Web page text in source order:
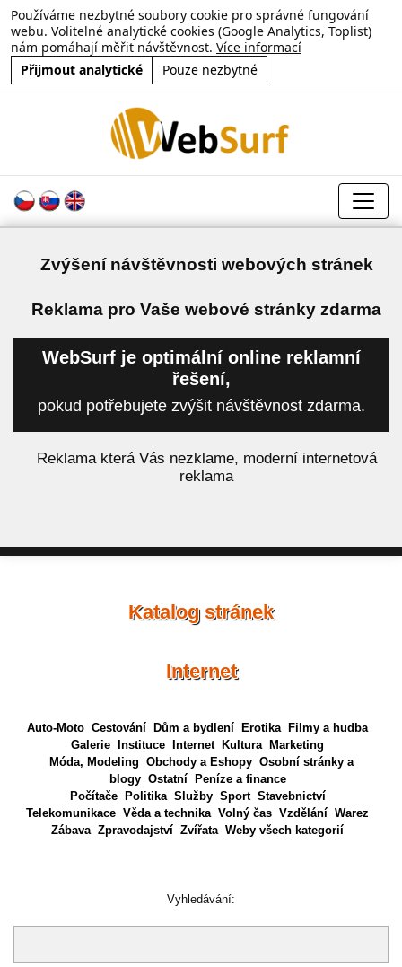
Používáme nezbytné soubory cookie pro správné fungování
webu. Volitelné analytické cookies (Google Analytics, Toplist)
nám pomáhají měřit návštěvnost. Více informací
Přijmout analytické
Pouze nezbytné
Zvýšení návštěvnosti webových stránek
Reklama pro Vaše webové stránky zdarma
WebSurf je optimální online reklamní
řešení,
pokud potřebujete zvýšit návštěvnost zdarma.
Reklama která Vás nezklame, moderní internetová
reklama
Katalog stránek
Internet
Auto-Moto Cestování Dům a bydlení Erotika
Filmy a hudba
Galerie
Instituce Internet Kultura
Marketing
Móda, Modeling Obchody a Eshopy Osobní stránky a
blogy Ostatní
Peníze a finance
Počítače
Politika Služby Sport Stavebnictví
Telekomunikace Věda a technika Volný čas Vzdělání Warez
Zábava Zpravodajství Zvířata Weby všech kategorií
Vyhledávání: